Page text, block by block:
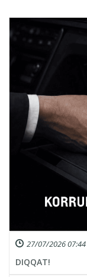
27/07/2026 07:44
DIQQAT!